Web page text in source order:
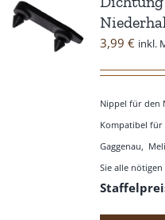
3,99 € inkl.
Nippel für den
Kompatibel für
Gaggenau,
Sie alle